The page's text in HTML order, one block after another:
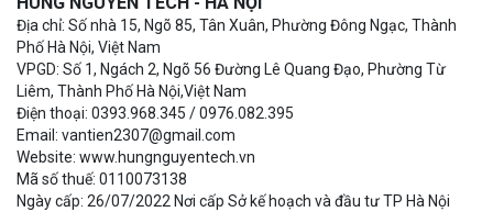
Địa chỉ: Số nhà 15, Ngõ 85, Tân Xuân, Phường Đông Ngạc, Thành
Phố Hà Nội, Việt Nam
VPGD: Số 1, Ngách 2, Ngõ 56 Đường Lê Quang Đạo, Phường Từ
Liêm, Thành Phố Hà Nội,Việt Nam
Điện thoại: 0393.968.345 / 0976.082.395
Email: vantien2307@gmail.com
Website: www.hungnguyentech.vn
Mã số thuế: 0110073138
Ngày cấp: 26/07/2022 Nơi cấp Sở kế hoạch và đầu tư TP Hà Nội